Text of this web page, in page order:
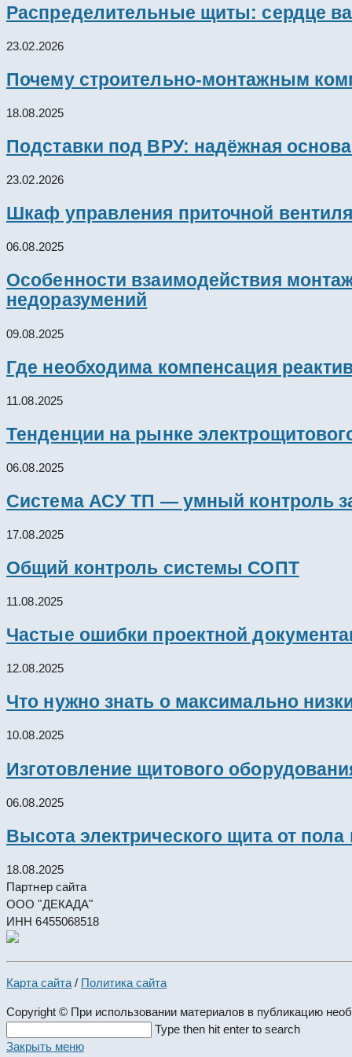
Распределительные щиты: сердце
23.02.2026
Почему строительно-монтажным
18.08.2025
Подставки под ВРУ: надёжная
23.02.2026
Шкаф управления приточной
06.08.2025
Особенности взаимодействия
недоразумений
09.08.2025
Где необходима компенсация
11.08.2025
Тенденции на рынке
06.08.2025
Система АСУ ТП — умный контроль
17.08.2025
Общий контроль системы СОПТ
11.08.2025
Частые ошибки проектной
12.08.2025
Что нужно знать о максимально
10.08.2025
Изготовление щитового
06.08.2025
Высота электрического щита от
18.08.2025
Партнер сайта
ООО "ДЕКАДА"
ИНН 6455068518
Карта сайта / Политика сайта
Copyright © При использовании материалов в публикацию
this
Type then hit enter to search
Закрыть меню